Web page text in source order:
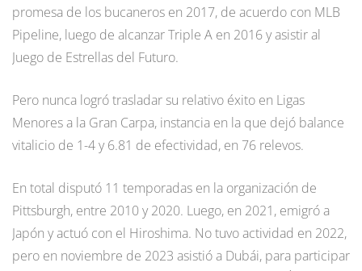
promesa de los bucaneros en 2017, de acuerdo con MLB
Pipeline, luego de alcanzar Triple A en 2016 y asistir al
Juego de Estrellas del Futuro.
Pero nunca logró trasladar su relativo éxito en Ligas
Menores a la Gran Carpa, instancia en la que dejó balance
vitalicio de 1-4 y 6.81 de efectividad, en 76 relevos.
En total disputó 11 temporadas en la organización de
Pittsburgh, entre 2010 y 2020. Luego, en 2021, emigró a
Japón y actuó con el Hiroshima. No tuvo actividad en 2022,
pero en noviembre de 2023 asistió a Dubái, para participar